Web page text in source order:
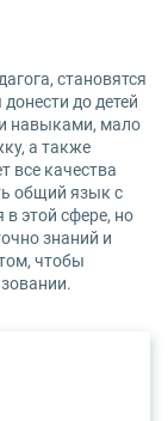
становятся
до детей
навыками, мало
а также
все качества
общий язык с
этой сфере, но
знаний и
чтобы